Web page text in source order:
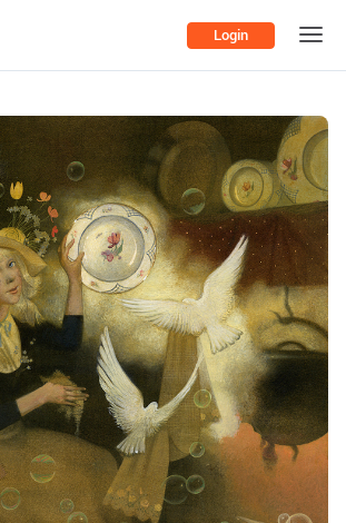
Login